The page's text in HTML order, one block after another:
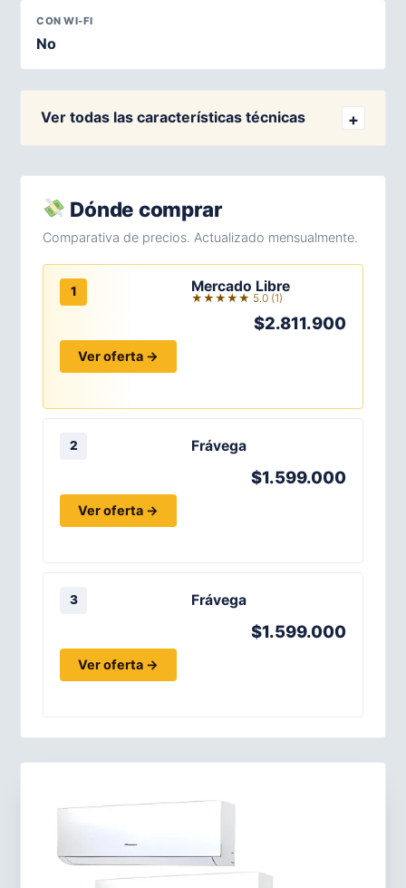
CON WI-FI
No
Ver todas las características técnicas
Dónde comprar
Comparativa de precios. Actualizado mensualmente.
1 Mercado Libre
★★★★★ 5.0 (1)
$2.811.900
Ver oferta →
2 Frávega
$1.599.000
Ver oferta →
3 Frávega
$1.599.000
Ver oferta →